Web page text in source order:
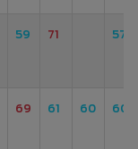
59 71 57
69 61 60 60